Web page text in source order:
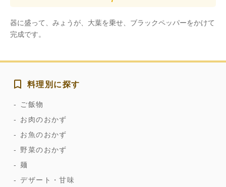
器に盛って、みょうが、大葉を乗せ、ブラックペッパーをかけて
完成です。
料理別に探す
ご飯物
お肉のおかず
お魚のおかず
野菜のおかず
麺
デザート・甘味